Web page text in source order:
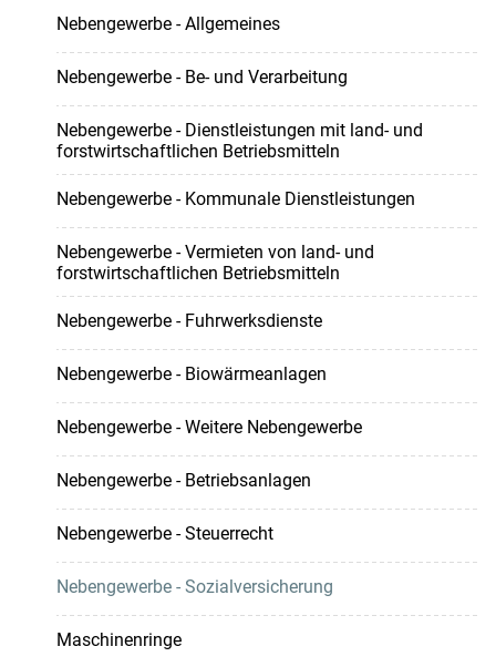
Nebengewerbe - Allgemeines
Nebengewerbe - Be- und Verarbeitung
Nebengewerbe - Dienstleistungen mit land- und
forstwirtschaftlichen Betriebsmitteln
Nebengewerbe - Kommunale Dienstleistungen
Nebengewerbe - Vermieten von land- und
forstwirtschaftlichen Betriebsmitteln
Nebengewerbe - Fuhrwerksdienste
Nebengewerbe - Biowärmeanlagen
Nebengewerbe - Weitere Nebengewerbe
Nebengewerbe - Betriebsanlagen
Nebengewerbe - Steuerrecht
Nebengewerbe - Sozialversicherung
Maschinenringe